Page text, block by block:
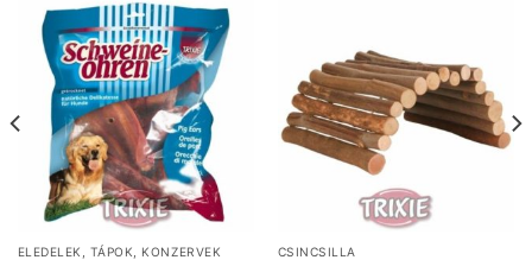
ELEDELEK, TÁPOK, KONZERVEK CSINCSILLA